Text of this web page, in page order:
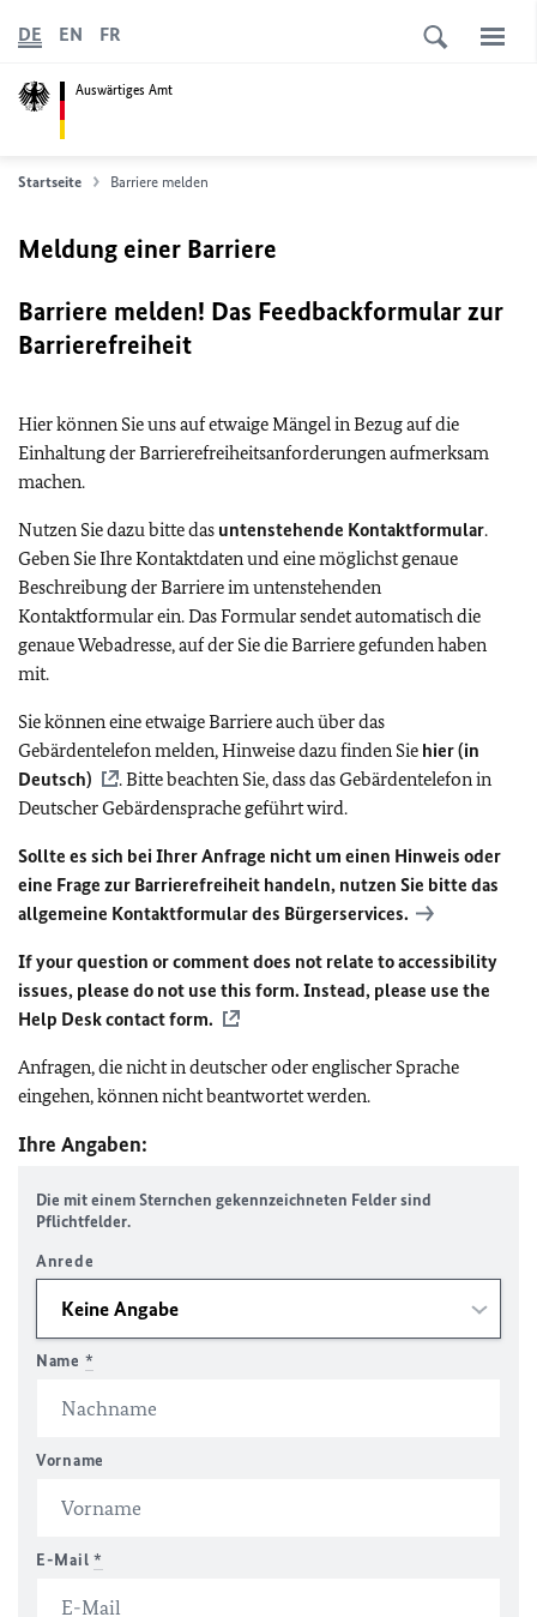
Auswärtiges Amt
DE EN FR
Startseite Barriere melden
Meldung einer Barriere
Barriere melden! Das Feedbackformular zur
Barrierefreiheit
Hier können Sie uns auf etwaige Mängel in Bezug auf die
Einhaltung der Barrierefreiheitsanforderungen aufmerksam
machen.
Nutzen Sie dazu bitte das untenstehende Kontaktformular.
Geben Sie Ihre Kontaktdaten und eine möglichst genaue
Beschreibung der Barriere im untenstehenden
Kontaktformular ein. Das Formular sendet automatisch die
genaue Webadresse, auf der Sie die Barriere gefunden haben
mit.
Sie können eine etwaige Barriere auch über das
Gebärdentelefon melden, Hinweise dazu finden Sie hier (in
Deutsch)
. Bitte beachten Sie, dass das Gebärdentelefon in
Deutscher Gebärdensprache geführt wird.
Sollte es sich bei Ihrer Anfrage nicht um einen Hinweis oder
eine Frage zur Barrierefreiheit handeln, nutzen Sie bitte das
allgemeine Kontaktformular des Bürgerservices.
If your question or comment does not relate to accessibility
issues, please do not use this form. Instead, please use the
Help Desk contact form.
Anfragen, die nicht in deutscher oder englischer Sprache
eingehen, können nicht beantwortet werden.
Ihre Angaben:
Die mit einem Sternchen gekennzeichneten Felder sind
Pflichtfelder.
Anrede
Name *
Vorname
E-Mail *